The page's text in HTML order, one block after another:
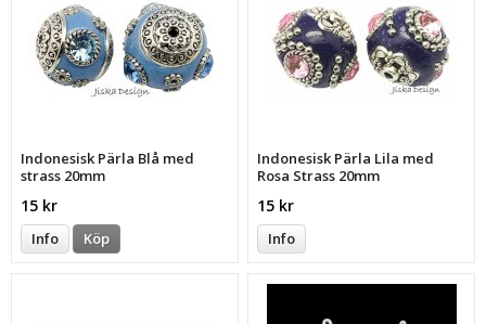
Indonesisk Pärla Blå med
strass 20mm
15 kr
Info Köp
Indonesisk Pärla Lila med
Rosa Strass 20mm
15 kr
Info